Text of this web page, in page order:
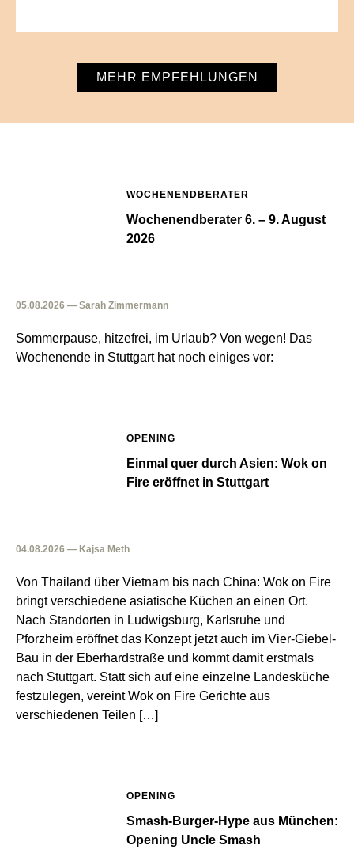
MEHR EMPFEHLUNGEN
WOCHENENDBERATER
Wochenendberater 6. – 9. August
2026
05.08.2026 — Sarah Zimmermann
Sommerpause, hitzefrei, im Urlaub? Von wegen! Das
Wochenende in Stuttgart hat noch einiges vor:
OPENING
Einmal quer durch Asien: Wok on
Fire eröffnet in Stuttgart
04.08.2026 — Kajsa Meth
Von Thailand über Vietnam bis nach China: Wok on Fire
bringt verschiedene asiatische Küchen an einen Ort.
Nach Standorten in Ludwigsburg, Karlsruhe und
Pforzheim eröffnet das Konzept jetzt auch im Vier-Giebel-
Bau in der Eberhardstraße und kommt damit erstmals
nach Stuttgart. Statt sich auf eine einzelne Landesküche
festzulegen, vereint Wok on Fire Gerichte aus
verschiedenen Teilen […]
OPENING
Smash-Burger-Hype aus München:
Opening Uncle Smash